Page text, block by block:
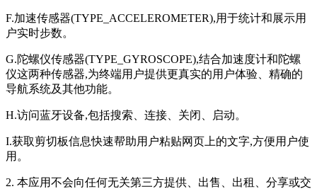
F.加速传感器(TYPE_ACCELEROMETER),用于统计和展示用
户实时步数。
G.陀螺仪传感器(TYPE_GYROSCOPE),结合加速度计和陀螺
仪这两种传感器,为终端用户提供更真实的用户体验、精确的
导航系统及其他功能。
H.访问蓝牙设备,包括搜索、连接、关闭、启动。
I.获取剪切板信息快速帮助用户粘贴网页上的文字,方便用户使
用。
2. 本应用不会向任何无关第三方提供、出售、出租、分享或交